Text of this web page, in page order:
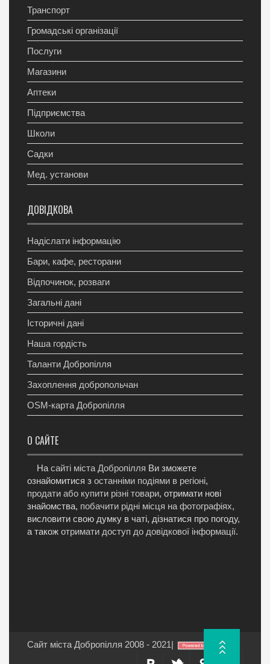
Транспорт
Громадські організації
Послуги
Магазини
Аптеки
Підприємства
Школи
Садки
Мед. установи
ДОВІДКОВА
Надіслати інформацію
Бари, кафе, ресторани
Відпочинок, розваги
Загальні дані
Історичні дані
Наша гордість
Таланти Добропілля
Захоплення добропольчан
OSM-карта Добропілля
О САЙТЕ
На сайті міста Добропілля Ви зможете
ознайомитися з останніми подіями в регіоні,
продати або купити різні товари, отримати нові
знайомства, побачити рідні місця на фотографіях,
висловити свою думку в чаті, дізнатися про погоду,
а також отримати доступ до довідкової інформації.
Сайт міста Добропілля 2008 - 2021|